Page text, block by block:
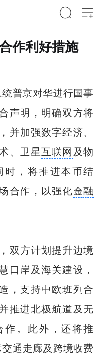
作利好措施
普京对华进行国事
声明，明确双方将
并加强数字经济、
、卫星互联网及物
，将推进本币结
合作，以强化金融
双方计划提升边境
口岸及海关建设，
，支持中欧班列合
推进北极航道及无
作。此外，还将推
通走廊及跨境收费